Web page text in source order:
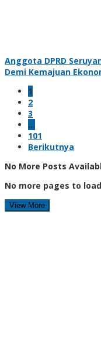
Anggota DPRD
Demi Kemajuan
1
2
3
…
101
Berikutnya
No More Posts
No more pages to
View More